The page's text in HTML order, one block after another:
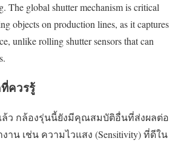
The global shutter mechanism is critical
objects on production lines, as it captures
unlike rolling shutter sensors that can
ควรรู้
ว กล้องรุ่นนี้ยังมีคุณสมบัติอื่นที่ส่งผลต่อ
น เช่น ความไวแสง (Sensitivity) ที่ดีใน